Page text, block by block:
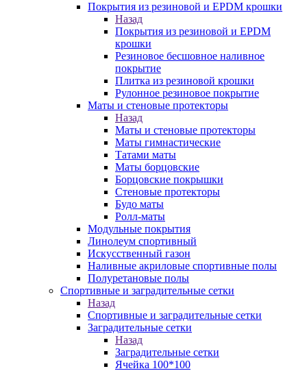
Покрытия из резиновой и EPDM крошки
Назад
Покрытия из резиновой и EPDM
крошки
Резиновое бесшовное наливное
покрытие
Плитка из резиновой крошки
Рулонное резиновое покрытие
Маты и стеновые протекторы
Назад
Маты и стеновые протекторы
Маты гимнастические
Татами маты
Маты борцовские
Борцовские покрышки
Стеновые протекторы
Будо маты
Ролл-маты
Модульные покрытия
Линолеум спортивный
Искусственный газон
Наливные акриловые спортивные полы
Полуретановые полы
Спортивные и заградительные сетки
Назад
Спортивные и заградительные сетки
Заградительные сетки
Назад
Заградительные сетки
Ячейка 100*100